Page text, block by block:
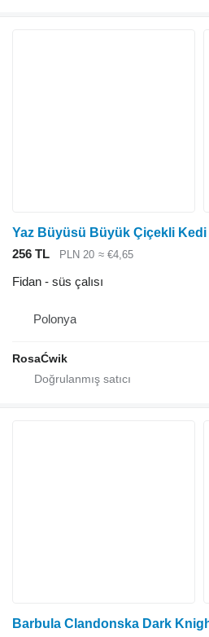
256 TL PLN 20 ≈ €4,65
Fidan - süs çalısı
Polonya
RosaĆwik